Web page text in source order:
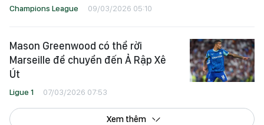
Champions League 09/03/2026 05:10
Mason Greenwood có thể rời
Marseille để chuyển đến Ả Rập Xê
Út
Ligue 1 07/03/2026 07:53
Xem thêm